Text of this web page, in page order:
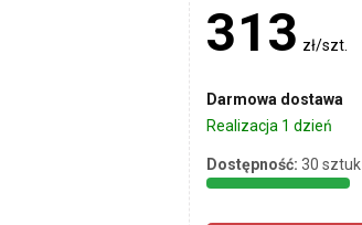
313 zł/szt.
Darmowa dostawa
Realizacja 1 dzień
Dostępność: 30 sztuk